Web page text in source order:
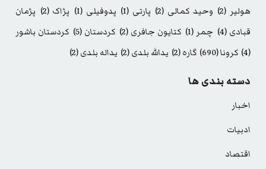
هولیر (2) وحید کمالی (2) پارتی (1) پدوفیلی (1) پژاک (2)
پژمان
قبادی (4) چمر (1) کتایون جافری (2) کردستان (5)
کردستان باشور
(4)
کرونا(690) گاره(2) یدالله بلدی(2) یداله بلدی(2)
دسته بندی ها
اخبار
ادبیات
اقتصاد